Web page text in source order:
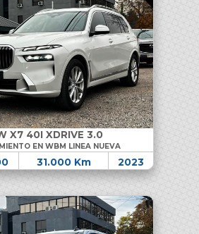
X7 40I XDRIVE 3.0
EN WBM LINEA NUEVA
31.000 Km 2023